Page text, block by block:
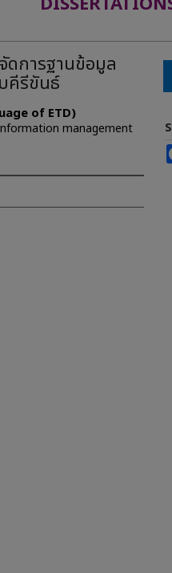
ดการฐานข้อมูล
คีรีขันธ์
of ETD)
management